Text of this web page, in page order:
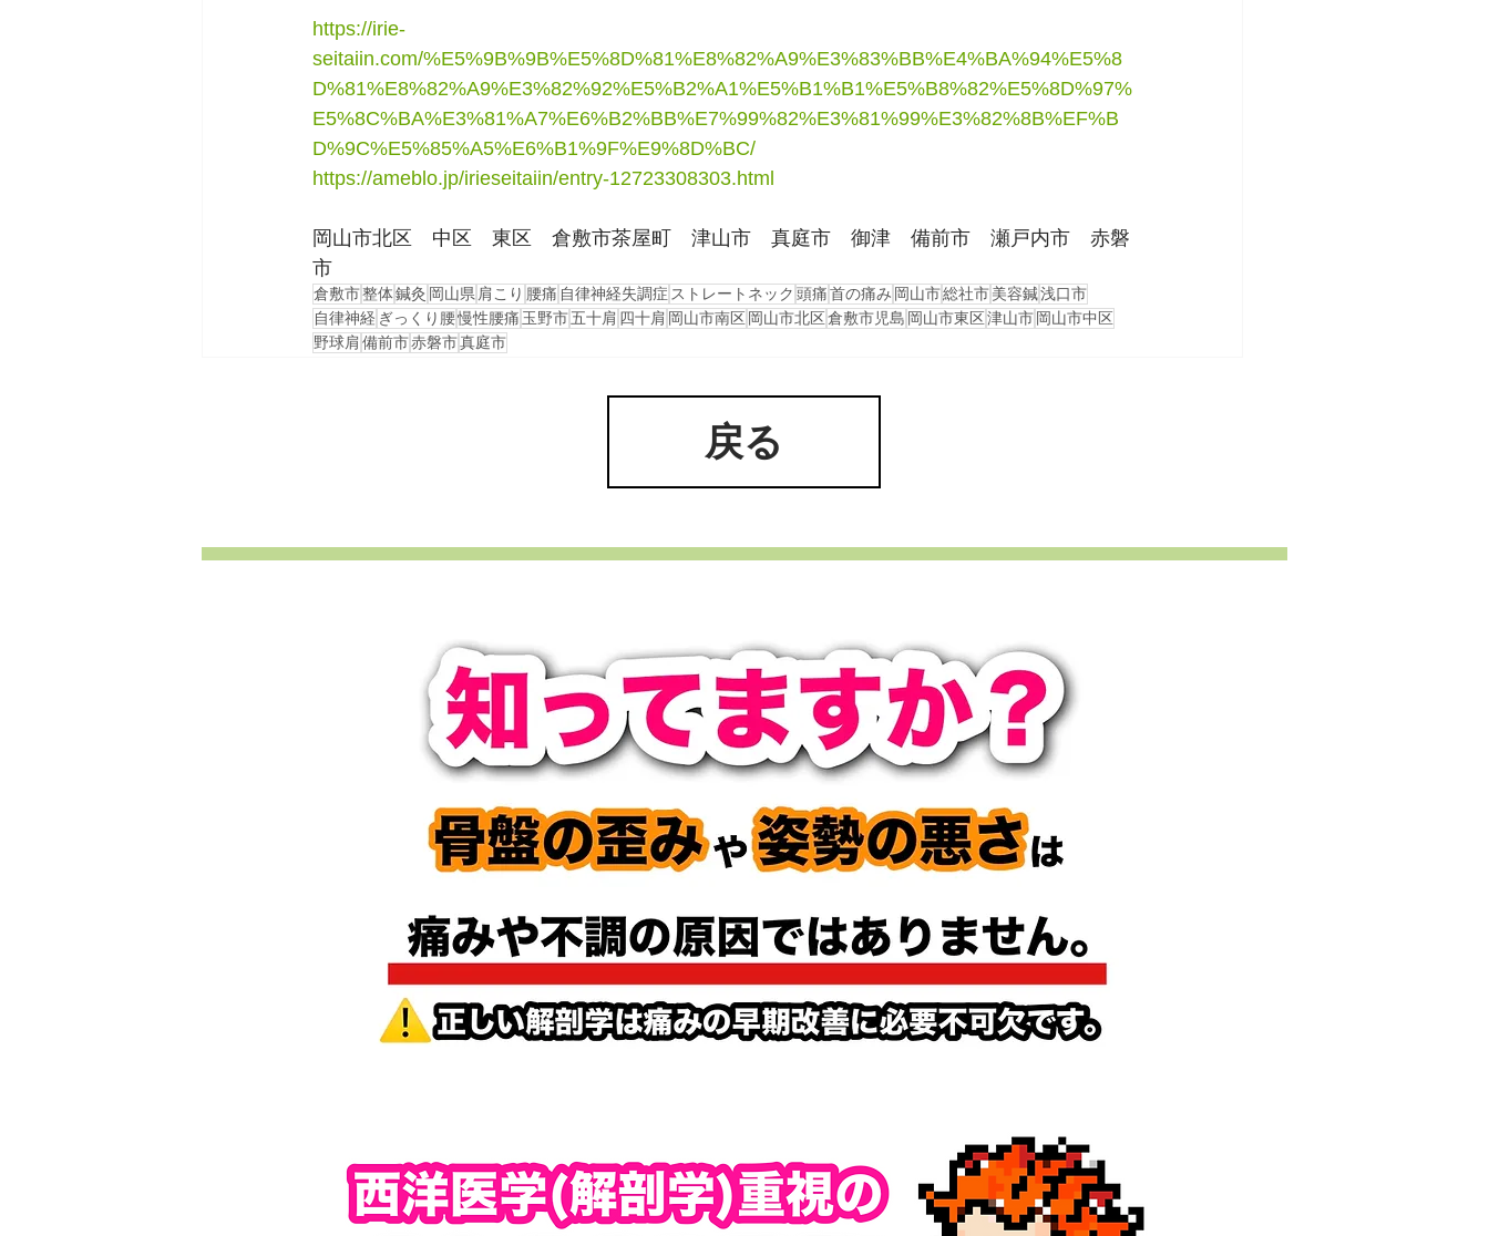
https://irie-
seitaiin.com/%E5%9B%9B%E5%8D%81%E8%82%A9%E3%83%BB%E4%BA%94%E5%8
D%81%E8%82%A9%E3%82%92%E5%B2%A1%E5%B1%B1%E5%B8%82%E5%8D%97%
E5%8C%BA%E3%81%A7%E6%B2%BB%E7%99%82%E3%81%99%E3%82%8B%EF%B
D%9C%E5%85%A5%E6%B1%9F%E9%8D%BC/
https://ameblo.jp/irieseitaiin/entry-12723308303.html
岡山市北区　中区　東区　倉敷市茶屋町　津山市　真庭市　御津　備前市　瀬戸内市　赤磐
市
倉敷市整体鍼灸 岡山県肩こり 腰痛 自律神経失調症 ストレートネック 頭痛首の痛み 岡山市総社市美容鍼浅口市
自律神経 ぎっくり腰慢性腰痛 玉野市五十肩 四十肩 岡山市南区 岡山市北区倉敷市児島 岡山市東区津山市 岡山市中区
野球肩備前市赤磐市真庭市
戻る